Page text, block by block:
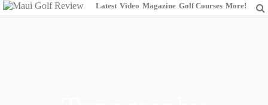
Latest Video Magazine Golf Courses More!